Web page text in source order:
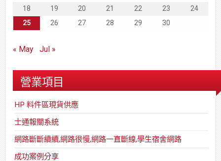
18
19 20 21 22 23
24
25
26 27 28 29 30
« May Jul »
營業項目
HP 料件區現貨供應
士通報關系統
網路斷斷續續,網路很慢,網路一直斷線,學生宿舍網路
成功案例分享